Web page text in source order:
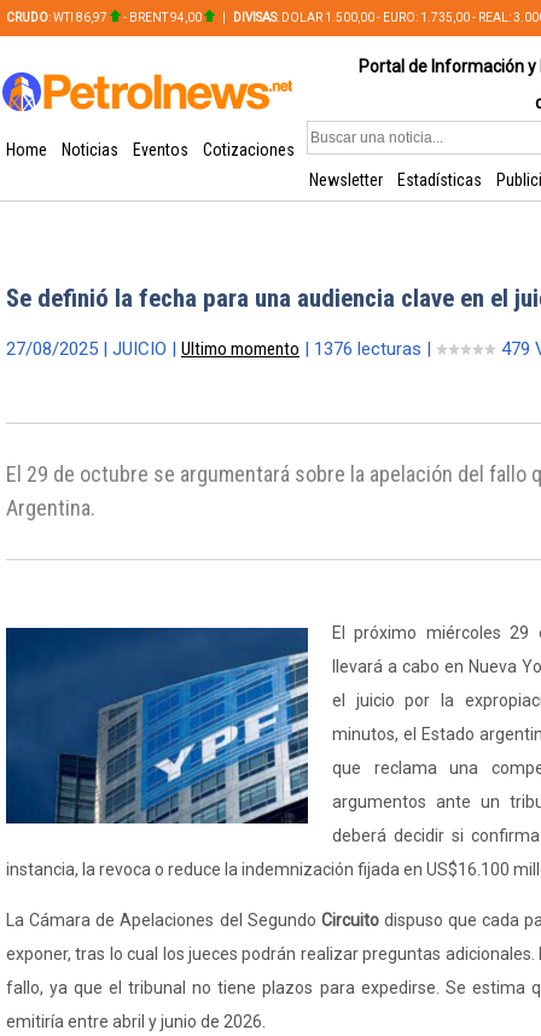
CRUDO: WTI 86,97 - BRENT 94,00 DIVISAS: DOLAR 1.500,00 - EURO: 1.735,00 - REAL:
Portal de Información
Home Noticias Eventos
Cotizaciones
Newsletter
Estadísticas
Se definió la fecha para una audiencia clave en el
27/08/2025 | JUICIO | Ultimo momento | 1376 lecturas | 479
El 29 de octubre se argumentará sobre la apelación del fallo
Argentina.
El próximo miércoles
llevará a cabo en Nueva
el juicio por la
minutos, el Estado
que reclama una
argumentos ante un
deberá decidir si
instancia, la revoca o reduce la indemnización fijada en US$16.100
La Cámara de Apelaciones del Segundo Circuitodispuso que cada
exponer, tras lo cual los jueces podrán realizar preguntas adicionales.
fallo, ya que el tribunal no tiene plazos para expedirse. Se estima
emitiría entre abril y junio de 2026.